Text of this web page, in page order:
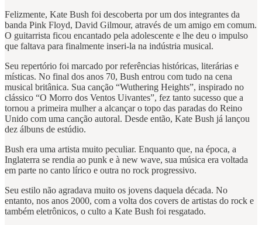
Felizmente, Kate Bush foi descoberta por um dos integrantes da
banda Pink Floyd, David Gilmour, através de um amigo em comum.
O guitarrista ficou encantado pela adolescente e lhe deu o impulso
que faltava para finalmente inseri-la na indústria musical.
Seu repertório foi marcado por referências históricas, literárias e
místicas. No final dos anos 70, Bush entrou com tudo na cena
musical britânica. Sua canção “Wuthering Heights”, inspirado no
clássico “O Morro dos Ventos Uivantes”, fez tanto sucesso que a
tornou a primeira mulher a alcançar o topo das paradas do Reino
Unido com uma canção autoral. Desde então, Kate Bush já lançou
dez álbuns de estúdio.
Bush era uma artista muito peculiar. Enquanto que, na época, a
Inglaterra se rendia ao punk e à new wave, sua música era voltada
em parte no canto lírico e outra no rock progressivo.
Seu estilo não agradava muito os jovens daquela década. No
entanto, nos anos 2000, com a volta dos covers de artistas do rock e
também eletrônicos, o culto a Kate Bush foi resgatado.